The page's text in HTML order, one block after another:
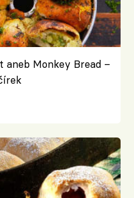
aneb Monkey Bread –